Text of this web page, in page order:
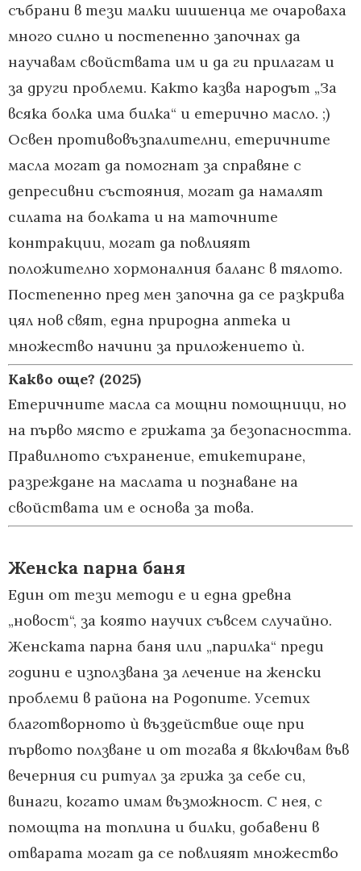
събрани в тези малки шишенца ме очароваха
много силно и постепенно започнах да
научавам свойствата им и да ги прилагам и
за други проблеми. Както казва народът „За
всяка болка има билка“ и етерично масло. ;)
Освен противовъзпалителни, етеричните
масла могат да помогнат за справяне с
депресивни състояния, могат да намалят
силата на болката и на маточните
контракции, могат да повлияят
положително хормоналния баланс в тялото.
Постепенно пред мен започна да се разкрива
цял нов свят, една природна аптека и
множество начини за приложението ѝ.
Какво още? (2025)
Етеричните масла са мощни помощници, но
на първо място е грижата за безопасността.
Правилното съхранение, етикетиране,
разреждане на маслата и познаване на
свойствата им е основа за това.
Женска парна баня
Един от тези методи е и една древна
„новост“, за която научих съвсем случайно.
Женската парна баня или „парилка“ преди
години е използвана за лечение на женски
проблеми в района на Родопите. Усетих
благотворното ѝ въздействие още при
първото ползване и от тогава я включвам във
вечерния си ритуал за грижа за себе си,
винаги, когато имам възможност. С нея, с
помощта на топлина и билки, добавени в
отварата могат да се повлияят множество